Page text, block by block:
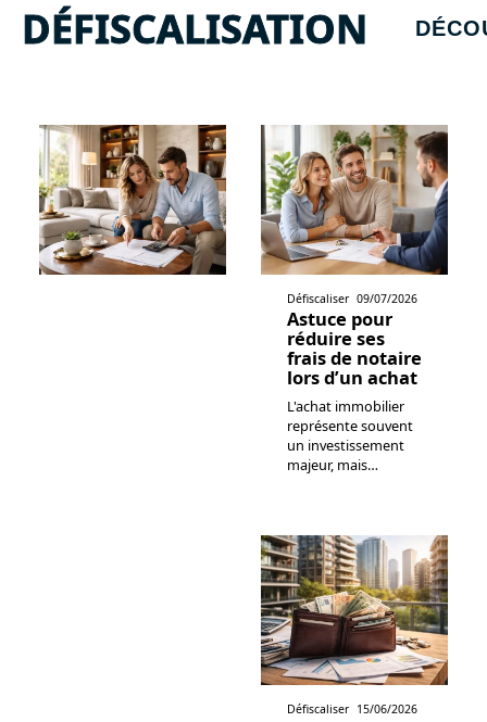
DÉFISCALISATION
Défiscaliser 09/07/2026
Astuce pour
réduire ses
frais de notaire
lors d’un achat
L'achat immobilier
représente souvent
un investissement
majeur, mais…
Défiscaliser 15/06/2026